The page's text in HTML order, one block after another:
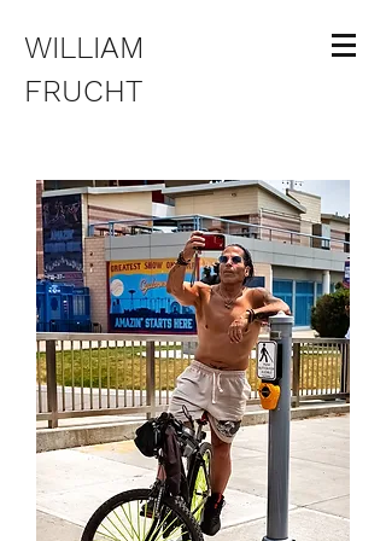
WILLIAM
FRUCHT